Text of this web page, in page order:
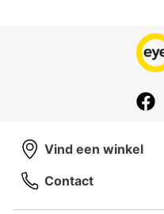
Vind een winkel
Contact